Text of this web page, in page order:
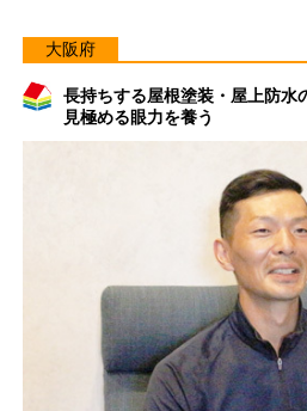
大阪府
長持ちする屋根塗装・屋上防水
見極める眼力を養う